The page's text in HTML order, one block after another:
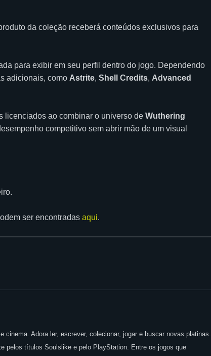
da coleção receberá conteúdos exclusivos para
para exibir em seu perfil dentro do jogo. Dependendo
adicionais, como Astrite, Shell Credits, Advanced
licenciados ao combinar o universo de Wuthering
competitivo sem abrir mão de um visual
ser encontradas aqui.
cinema. Adora ler, escrever, colecionar, jogar e buscar novas platinas.
pelos títulos Soulslike e pelo PlayStation. Entre os jogos que